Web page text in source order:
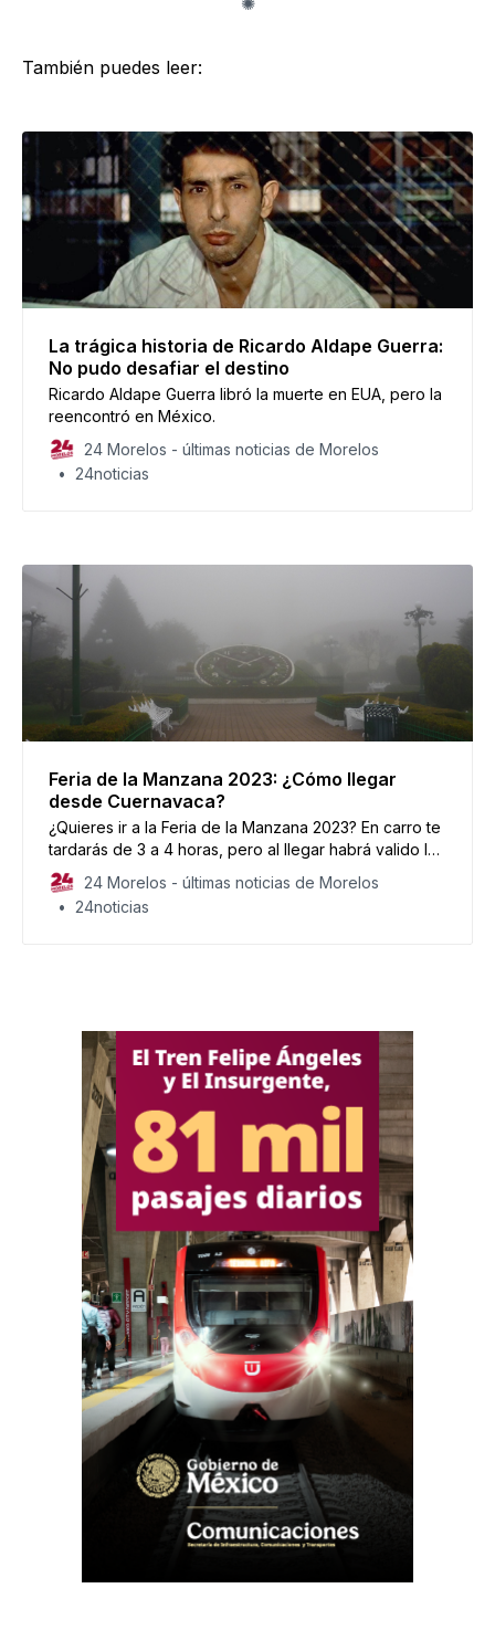
También puedes leer:
La trágica historia de Ricardo Aldape Guerra:
No pudo desafiar el destino
Ricardo Aldape Guerra libró la muerte en EUA, pero la
reencontró en México.
24 Morelos - últimas noticias de Morelos
24noticias
Feria de la Manzana 2023: ¿Cómo llegar
desde Cuernavaca?
¿Quieres ir a la Feria de la Manzana 2023? En carro te
tardarás de 3 a 4 horas, pero al llegar habrá valido la
pena el tiempo en carretera.
24 Morelos - últimas noticias de Morelos
24noticias